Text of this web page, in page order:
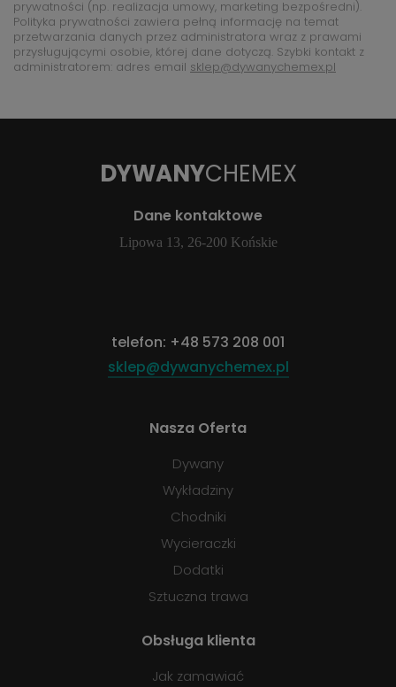
prywatności (np. realizacja umowy, marketing bezpośredni).
Polityka prywatności zawiera pełną informację na temat
przetwarzania danych przez administratora wraz z prawami
przysługującymi osobie, której dane dotyczą. Szybki kontakt z
administratorem: adres email sklep@dywanychemex.pl
DYWANYCHEMEX
Dane kontaktowe
Lipowa 13, 26-200 Końskie
telefon: +48 573 208 001
sklep@dywanychemex.pl
Nasza Oferta
Dywany
Wykładziny
Chodniki
Wycieraczki
Dodatki
Sztuczna trawa
Obsługa klienta
Jak zamawiać